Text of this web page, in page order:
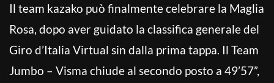
Il team kazako può finalmente celebrare la Maglia
Rosa, dopo aver guidato la classifica generale del
Giro d’Italia Virtual sin dalla prima tappa. Il Team
Jumbo – Visma chiude al secondo posto a 49’57”,